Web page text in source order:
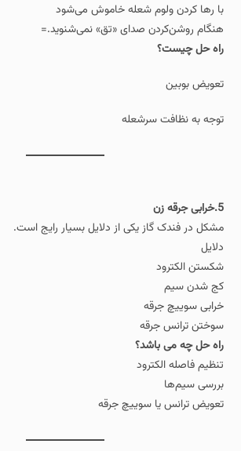
با رها کردن ولوم شعله خاموش می‌شود
هنگام روشن‌کردن صدای «تق» نمی‌شنوید.=
راه حل چیست؟
تعویض بوبین
توجه به نظافت سرشعله
5.خرابی جرقه‌ زن
مشکل در فندک گاز یکی از دلایل بسیار رایج است.
دلایل
شکستن الکترود
کج شدن سیم
خرابی سوییچ جرقه
سوختن ترانس جرقه
راه‌ حل چه می باشد؟
تنظیم فاصله الکترود
بررسی سیم‌ها
تعویض ترانس یا سوییچ جرقه